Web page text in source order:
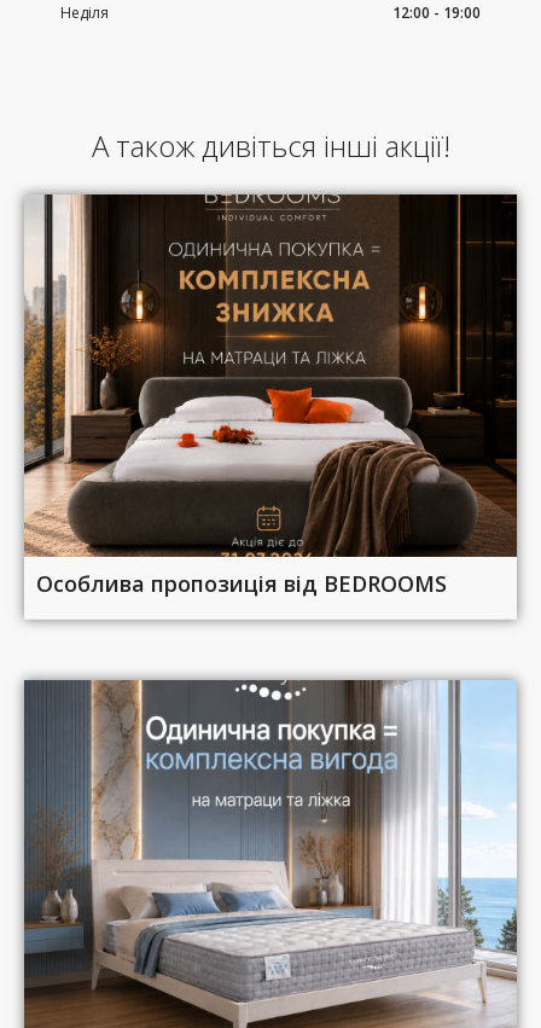
Неділя
12:00 - 19:00
А також дивіться інші акції!
Особлива пропозиція від BEDROOMS